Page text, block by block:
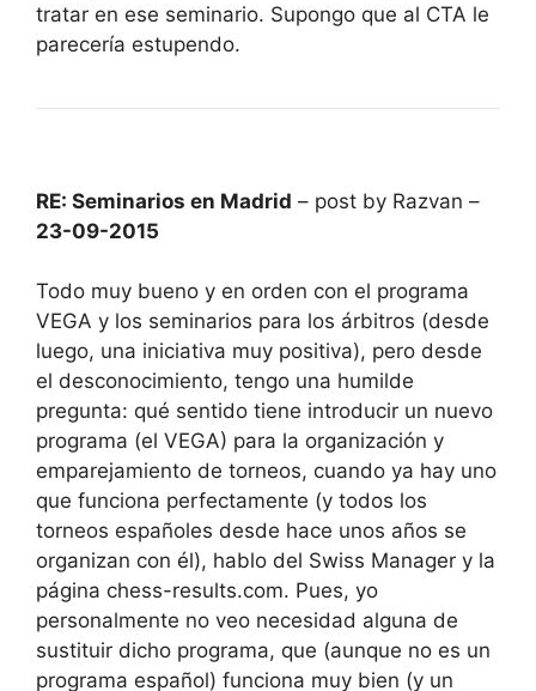
tratar en ese seminario. Supongo que al CTA le
parecería estupendo.
RE: Seminarios en Madrid – post by Razvan –
23-09-2015
Todo muy bueno y en orden con el programa
VEGA y los seminarios para los árbitros (desde
luego, una iniciativa muy positiva), pero desde
el desconocimiento, tengo una humilde
pregunta: qué sentido tiene introducir un nuevo
programa (el VEGA) para la organización y
emparejamiento de torneos, cuando ya hay uno
que funciona perfectamente (y todos los
torneos españoles desde hace unos años se
organizan con él), hablo del Swiss Manager y la
página chess-results.com. Pues, yo
personalmente no veo necesidad alguna de
sustituir dicho programa, que (aunque no es un
programa español) funciona muy bien (y un